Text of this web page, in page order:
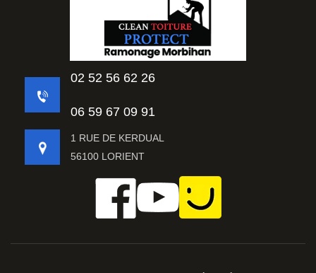
02 52 56 62 26
06 59 67 09 91
1 RUE DE KERDUAL
56100 LORIENT